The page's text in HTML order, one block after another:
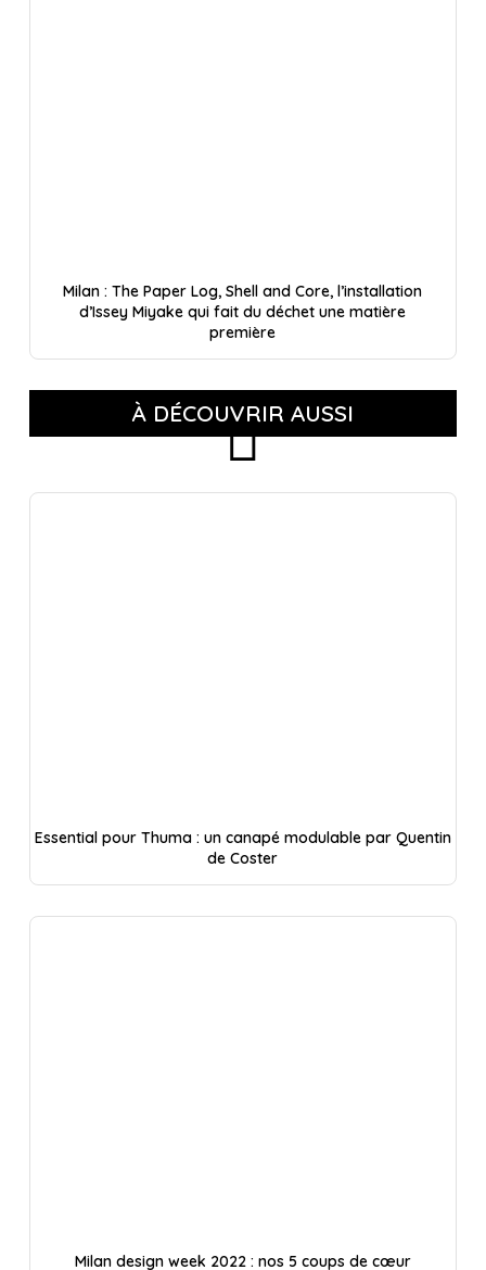
Milan : The Paper Log, Shell and Core, l’installation
d’Issey Miyake qui fait du déchet une matière
première
À DÉCOUVRIR AUSSI
Essential pour Thuma : un canapé modulable par Quentin
de Coster
Milan design week 2022 : nos 5 coups de cœur